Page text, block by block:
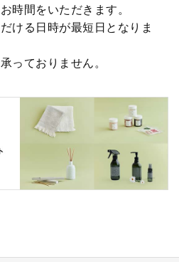
時間をいただきます。
ける日時が最短日となりま
っておりません。